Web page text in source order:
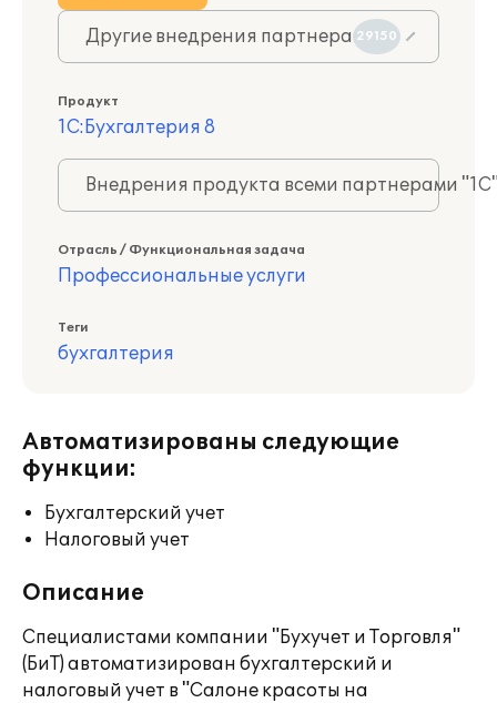
Другие внедрения партнера 29150
Продукт
1С:Бухгалтерия 8
Внедрения продукта всеми партнерами
Отрасль / Функциональная задача
Профессиональные услуги
Теги
бухгалтерия
Автоматизированы следующие
функции:
Бухгалтерский учет
Налоговый учет
Описание
Специалистами компании "Бухучет и Торговля"
(БиТ) автоматизирован бухгалтерский и
налоговый учет в "Салоне красоты на